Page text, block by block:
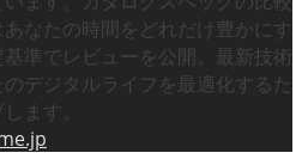
なたの時間をどれだけ豊かにす
準でレビューを公開。最新技術
デジタルライフを最適化するた
ます。